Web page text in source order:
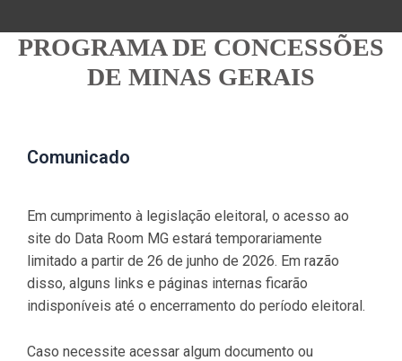
PROGRAMA DE CONCESSÕES
DE MINAS GERAIS
Comunicado
Em cumprimento à legislação eleitoral, o acesso ao
site do Data Room MG estará temporariamente
limitado a partir de 26 de junho de 2026. Em razão
disso, alguns links e páginas internas ficarão
indisponíveis até o encerramento do período eleitoral.
Caso necessite acessar algum documento ou